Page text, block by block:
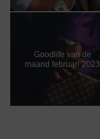
Goodlife van de
maand februari 2023